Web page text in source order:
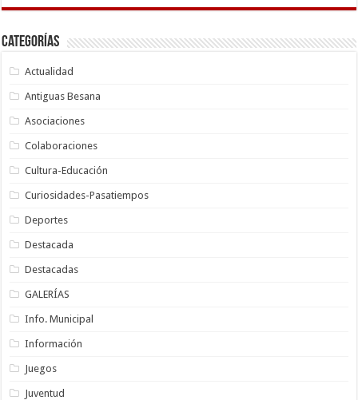
Categorías
Actualidad
Antiguas Besana
Asociaciones
Colaboraciones
Cultura-Educación
Curiosidades-Pasatiempos
Deportes
Destacada
Destacadas
GALERÍAS
Info. Municipal
Información
Juegos
Juventud